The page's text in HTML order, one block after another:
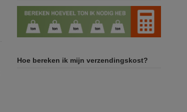
Hoe bereken ik mijn verzendingskost?